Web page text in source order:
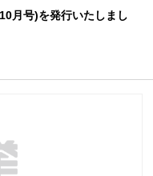
月号)を発行いたしまし